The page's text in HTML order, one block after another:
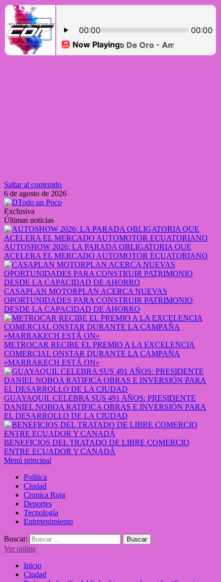
Saltar al contenido
6 de agosto de 2026
Exclusiva
Últimas noticias
AUTOSHOW 2026: LA PARADA OBLIGATORIA QUE
ACELERA EL MERCADO AUTOMOTOR ECUATORIANO
CASAPLAN MOTORPLAN ACERCA NUEVAS
OPORTUNIDADES PARA CONSTRUIR PATRIMONIO
DESDE LA CAPACIDAD DE AHORRO
METROCAR RECIBE EL PREMIO A LA EXCELENCIA
COMERCIAL ONSTAR DURANTE LA CAMPAÑA
«MARRAKECH ESTÁ ON»
GUAYAQUIL CELEBRA SUS 491 AÑOS: PRESIDENTE
DANIEL NOBOA RATIFICA OBRAS E INVERSIÓN PARA
EL DESARROLLO DE LA CIUDAD
BENEFICIOS DEL TRATADO DE LIBRE COMERCIO
ENTRE ECUADOR Y CANADÁ
Menú principal
Política
Ciudad
Cronica Roja
Deportes
Tecnología
Entretenimiento
Buscar:
Ver online
Inicio
Ciudad